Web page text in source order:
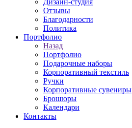
Дизайн-студия
Отзывы
Благодарности
Политика
Портфолио
Назад
Портфолио
Подарочные наборы
Корпоративный текстиль
Ручки
Корпоративные сувениры
Брошюры
Календари
Контакты